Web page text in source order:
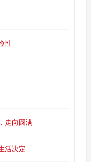
性
走向圆满
活决定